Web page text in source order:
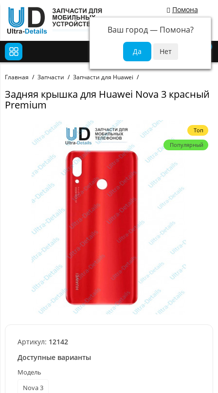
Помона
Ваш город — Помона?
Главная Запчасти Запчасти для Huawei
Задняя крышка для Huawei Nova 3 красный
Premium
Топ
Популярный
Артикул: 12142
Доступные варианты
Модель
Nova 3